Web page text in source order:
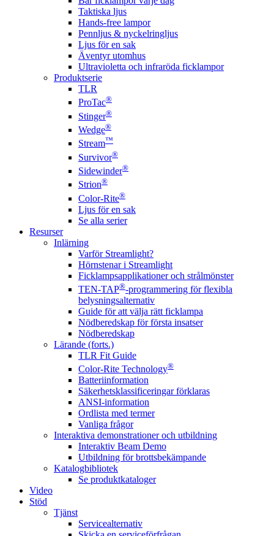
Taktiska ljus
Hands-free lampor
Pennljus & nyckelringljus
Ljus för en sak
Äventyr utomhus
Ultravioletta och infraröda ficklampor
Produktserie
TLR
ProTac®
Stinger®
Wedge®
Stream™
Survivor®
Sidewinder®
Strion®
Color-Rite®
Ljus för en sak
Se alla serier
Resurser
Inlärning
Varför Streamlight?
Hörnstenar i Streamlight
Ficklampsapplikationer och strålmönster
TEN-TAP®-programmering för flexibla
belysningsalternativ
Guide för att välja rätt ficklampa
Nödberedskap för första insatser
Nödberedskap
Lärande (forts.)
TLR Fit Guide
Color-Rite Technology®
Batteriinformation
Säkerhetsklassificeringar förklaras
ANSI-information
Ordlista med termer
Vanliga frågor
Interaktiva demonstrationer och utbildning
Interaktiv Beam Demo
Utbildning för brottsbekämpande
Katalogbibliotek
Se produktkataloger
Video
Stöd
Tjänst
Servicealternativ